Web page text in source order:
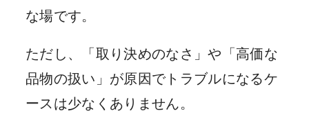
な場です。
ただし、「取り決めのなさ」や「高価な
品物の扱い」が原因でトラブルになるケ
ースは少なくありません。